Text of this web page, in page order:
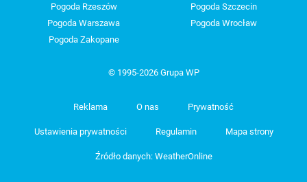
Pogoda Rzeszów
Pogoda Szczecin
Pogoda Warszawa
Pogoda Wrocław
Pogoda Zakopane
© 1995-2026 Grupa WP
Reklama O nas Prywatność
Ustawienia prywatności Regulamin Mapa strony
Źródło danych: WeatherOnline